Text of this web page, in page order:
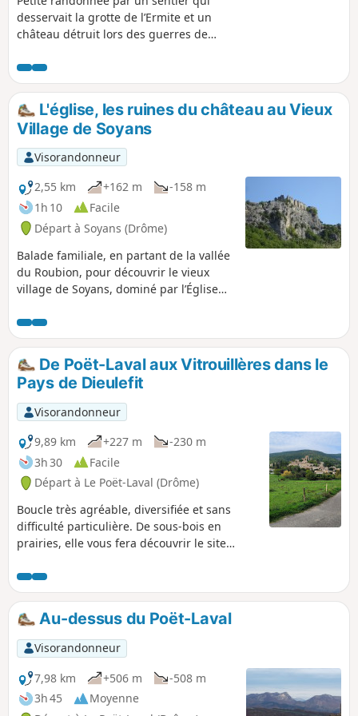
desservait la grotte de l’Ermite et un
château détruit lors des guerres de
de vue offre une très jolie vue à 360° sur
le village d'Eyzahut et les falaises, avec
en toile de fond la forêt de Saoû, des
Trois Becs à Roche Colombe, le Grand
Delmas et la montagne de Couspeau.
L'église, les ruines du château au Vieux
Village de Soyans
Visorandonneur
2,55 km
+162 m
-158 m
1h 10
Facile
Départ à Soyans (Drôme)
Balade familiale, en partant de la vallée
du Roubion, pour découvrir le vieux
village de Soyans, dominé par l’Église
château. Perché au bord de la falaise,
un panorama magnifique sur la Vallée
du Roubion, la Forêt de Saoû au Nord et
la Montagne de Couspeau à l'Est,
s'offrent à vous.
De Poët-Laval aux Vitrouillères dans le
Pays de Dieulefit
Visorandonneur
9,89 km
+227 m
-230 m
3h 30
Facile
Départ à Le Poët-Laval (Drôme)
Boucle très agréable, diversifiée et sans
difficulté particulière. De sous-bois en
prairies, elle vous fera découvrir le site
potiers de Dieulefit ont extrait l'argile
jusqu'en 1964. En fin de parcours, le vieux
village du Poët-Laval, classé parmi les plus
beaux villages de France, est bien sûr un
incontournable.
Au-dessus du Poët-Laval
Visorandonneur
7,98 km
+506 m
-508 m
3h 45
Moyenne